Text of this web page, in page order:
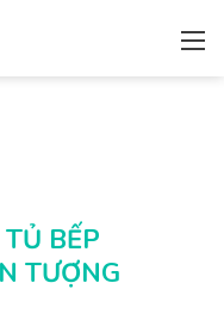
BẾP
TƯỢNG